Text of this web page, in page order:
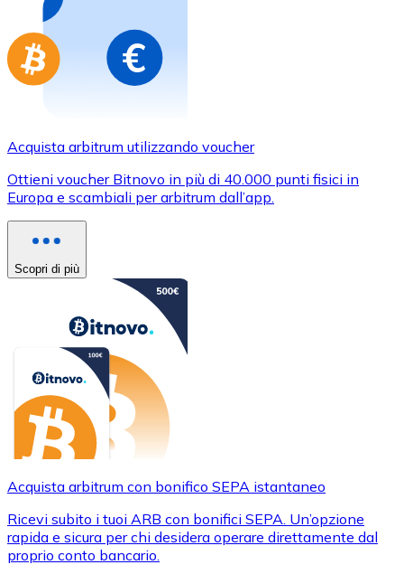
Vai al negozio di carte regalo
Acquista arbitrum utilizzando voucher
Ottieni voucher Bitnovo in più di 40.000 punti fisici in
Europa e scambiali per arbitrum dall’app.
Scopri di più
Acquista arbitrum con bonifico SEPA istantaneo
Ricevi subito i tuoi ARB con bonifici SEPA. Un’opzione
rapida e sicura per chi desidera operare direttamente dal
proprio conto bancario.